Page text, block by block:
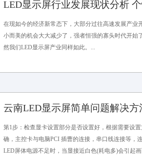
LED显示屏行业发展现状分析
在现如今的经济新常态下，大部分过往高速发展产
小而美的机会大大减少了，强者恒强的寡头时代开
然我们LED显示屏产业同样如此。...
云南LED显示屏简单问题解决方
第1步：检查显卡设置部分是否设置好，根据需要设
确，主控卡与电脑PCI 插曹的连接，串口线连接等，
LED屏体电源不足时，当显接近白色(耗电多)会引起